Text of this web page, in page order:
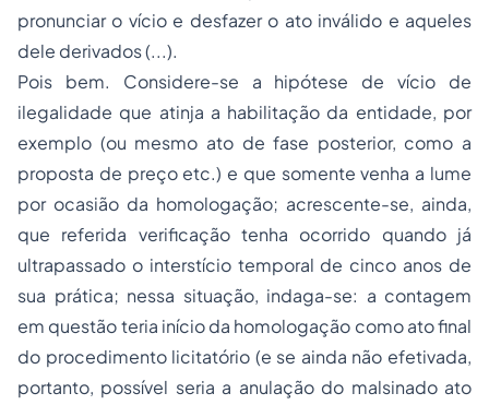
pronunciar o vício e desfazer o ato inválido e aqueles
dele derivados (...).
Pois bem. Considere-se a hipótese de vício de
ilegalidade que atinja a habilitação da entidade, por
exemplo (ou mesmo ato de fase posterior, como a
proposta de preço etc.) e que somente venha a lume
por ocasião da homologação; acrescente-se, ainda,
que referida verificação tenha ocorrido quando já
ultrapassado o interstício temporal de cinco anos de
sua prática; nessa situação, indaga-se: a contagem
em questão teria início da homologação como ato final
do procedimento licitatório (e se ainda não efetivada,
portanto, possível seria a anulação do malsinado ato